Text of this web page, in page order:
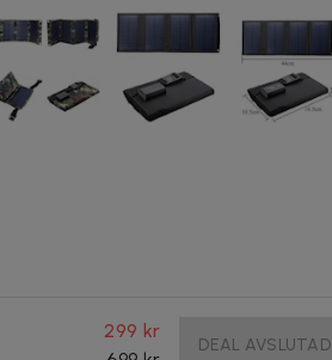
299 kr
DEAL AVSLUTAD